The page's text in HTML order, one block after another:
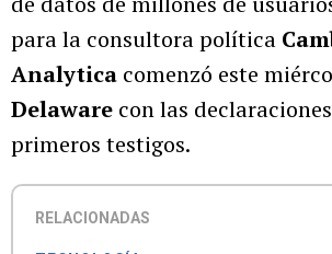
para la consultora política
Analytica comenzó este
Delaware con las
primeros testigos.
RELACIONADAS